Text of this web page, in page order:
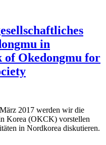
in
of Okedongmu for
2017 werden wir die
Korea (OKCK) vorstellen
in Nordkorea diskutieren.